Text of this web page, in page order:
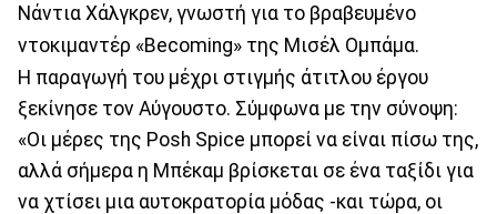
Νάντια Χάλγκρεν, γνωστή για το βραβευμένο
ντοκιμαντέρ «Becoming» της Μισέλ Ομπάμα.
Η παραγωγή του μέχρι στιγμής άτιτλου έργου
ξεκίνησε τον Αύγουστο. Σύμφωνα με την σύνοψη:
«Οι μέρες της Posh Spice μπορεί να είναι πίσω της,
αλλά σήμερα η Μπέκαμ βρίσκεται σε ένα ταξίδι για
να χτίσει μια αυτοκρατορία μόδας -και τώρα, οι